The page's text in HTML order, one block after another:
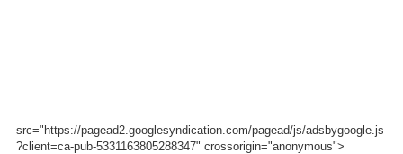
src="https://pagead2.googlesyndication.com/pagead/js/adsbygoogle.js
?client=ca-pub-5331163805288347" crossorigin="anonymous">